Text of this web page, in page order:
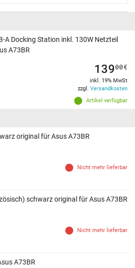
A Docking Station inkl. 130W Netzteil
A73BR
Artikel verfügbar
13900€
inkl. 19% MwSt
zzgl. Versandkosten
original für Asus A73BR
Nicht mehr lieferbar
schwarz original für Asus A73BR
Nicht mehr lieferbar
A73BR